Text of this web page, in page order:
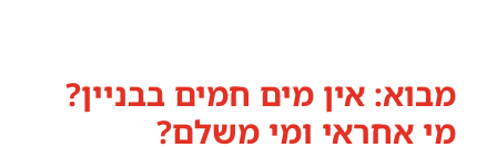
מבוא: אין מים חמים בבניין?
מי אחראי ומי משלם?